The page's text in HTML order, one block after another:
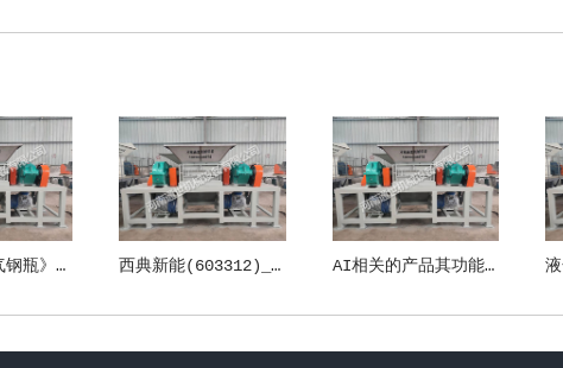
《液化石油气钢瓶》新国标10月1日正式施行！防止液化气瓶事端这些要紧记！ 西典新能(603312)_股票在市场上生意的金额_行情_走势图—东方财富网 AI相关的产品其功能和应用场景